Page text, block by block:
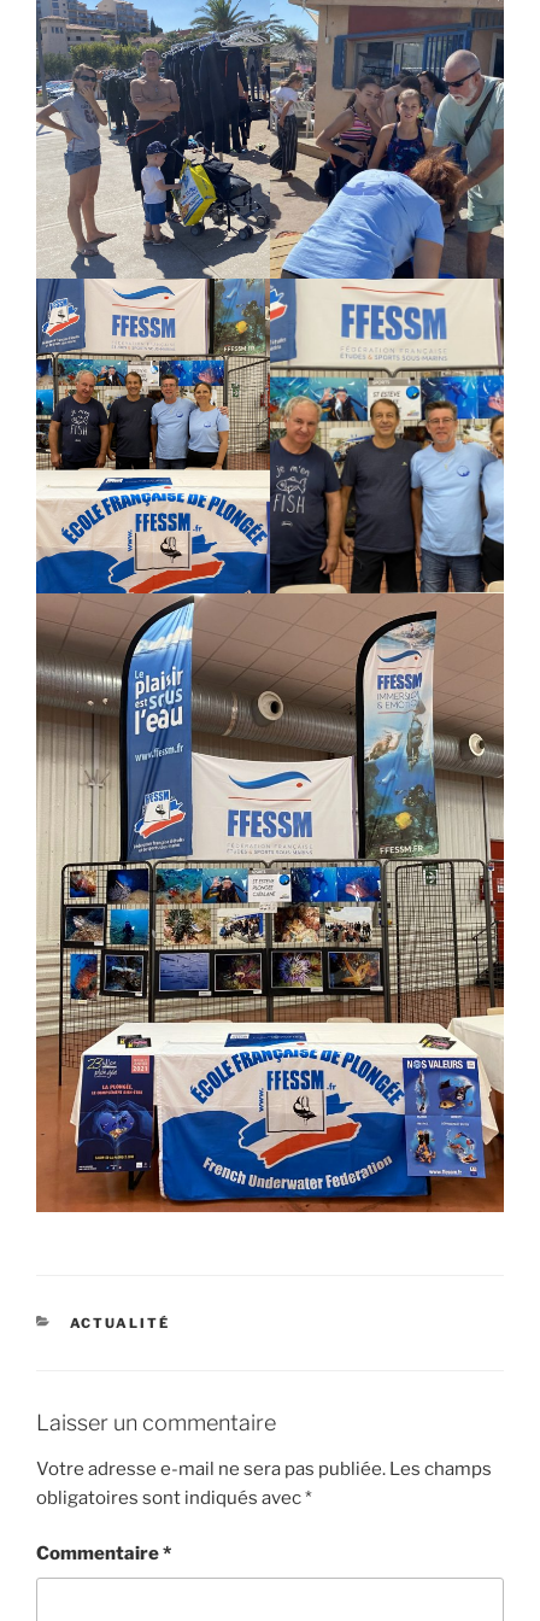
CATÉGORIES
ACTUALITÉ
Laisser un commentaire
Votre adresse e-mail ne sera pas publiée. Les champs
obligatoires sont indiqués avec*
Commentaire*